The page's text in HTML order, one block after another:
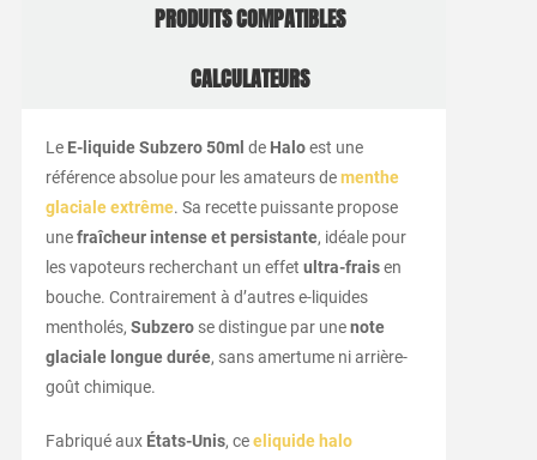
PRODUITS COMPATIBLES
CALCULATEURS
Le E-liquide Subzero 50ml de Haloest une
référence absolue pour les amateurs dementhe
glaciale extrême. Sa recette puissante propose
unefraîcheur intense et persistante, idéale pour
les vapoteurs recherchant un effet ultra-fraisen
bouche. Contrairement à d’autres e-liquides
mentholés, Subzerose distingue par unenote
glaciale longue durée, sans amertume ni arrière-
goût chimique.
Fabriqué aux États-Unis, ceeliquide halo